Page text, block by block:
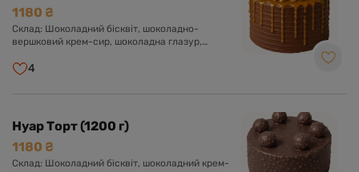
1180 ₴
Склад: Шоколадний бісквіт, шоколадно-
вершковий крем-сир, шоколадна глазур,
Оформлений арахісом і солоною карамеллю.
4
Нуар Торт (1200 г)
1180 ₴
Склад: Шоколадний бісквіт, шоколадний крем-